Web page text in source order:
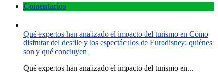
Comentarios
Qué expertos han analizado el impacto del turismo en Cómo
disfrutar del desfile y los espectáculos de Eurodisney: quiénes
son y qué concluyen
Qué expertos han analizado el impacto del turismo en...